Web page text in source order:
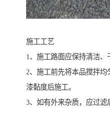
施工工艺
1、施工路面应保持清洁、
2、施工前先将本品搅拌
漆黏度后施工。
3、如有外来杂质，应过滤